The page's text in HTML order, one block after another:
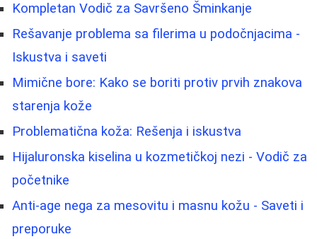
Kompletan Vodič za Savršeno Šminkanje
Rešavanje problema sa filerima u podočnjacima -
Iskustva i saveti
Mimične bore: Kako se boriti protiv prvih znakova
starenja kože
Problematična koža: Rešenja i iskustva
Hijaluronska kiselina u kozmetičkoj nezi - Vodič za
početnike
Anti-age nega za mesovitu i masnu kožu - Saveti i
preporuke